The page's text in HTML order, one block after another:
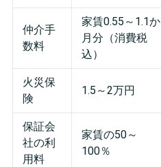
仲介手
数料
家賃0.55～1.1か
月分（消費税
込）
火災保
険
1.5～2万円
保証会
社の利
用料
家賃の50～
100％